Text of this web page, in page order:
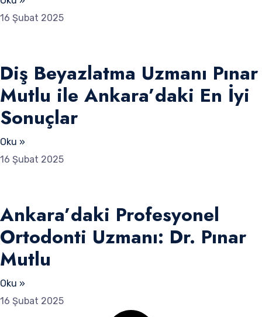
16 Şubat 2025
Diş Beyazlatma Uzmanı Pınar
Mutlu ile Ankara’daki En İyi
Sonuçlar
Oku »
16 Şubat 2025
Ankara’daki Profesyonel
Ortodonti Uzmanı: Dr. Pınar
Mutlu
Oku »
16 Şubat 2025